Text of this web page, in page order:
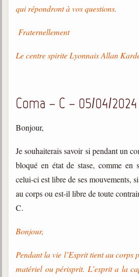
qui répondront à vos questions.
Fraternellement
Le centre spirite Lyonnais Allan
Coma – C – 05/04/2024
Bonjour,
Je souhaiterais savoir si pendant un
bloqué en état de stase, comme en
celui-ci est libre de ses mouvements,
au corps ou est-il libre de toute
C.
Bonjour,
Pendant la vie l’Esprit tient au corps
matériel ou périsprit. L’esprit a la